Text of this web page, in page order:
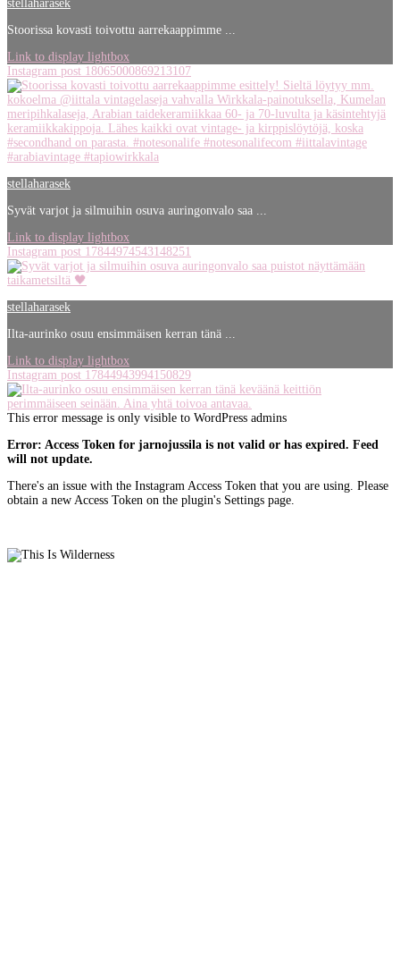
stellaharasek
Stoorissa kovasti toivottu aarrekaappimme ...
Link to display lightbox
Instagram post 18065000869213107
stellaharasek
Syvät varjot ja silmuihin osuva auringonvalo saa ...
Link to display lightbox
Instagram post 17844974543148251
stellaharasek
Ilta-aurinko osuu ensimmäisen kerran tänä ...
Link to display lightbox
Instagram post 17844943994150829
This error message is only visible to WordPress admins
Error: Access Token for jarnojussila is not valid or has expired. Feed
will not update.
There's an issue with the Instagram Access Token that you are using. Please
obtain a new Access Token on the plugin's Settings page.